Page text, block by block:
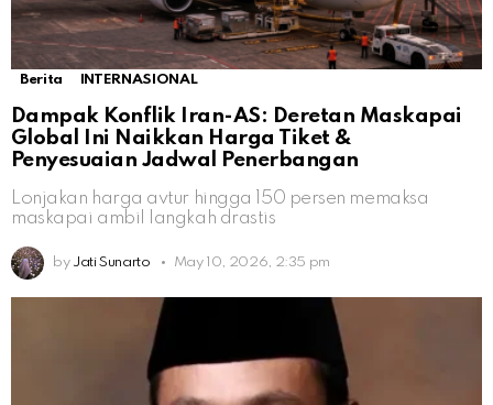
Berita INTERNASIONAL
Dampak Konflik Iran-AS: Deretan Maskapai
Global Ini Naikkan Harga Tiket &
Penyesuaian Jadwal Penerbangan
Lonjakan harga avtur hingga 150 persen memaksa
maskapai ambil langkah drastis
by Jati Sunarto May 10, 2026, 2:35 pm